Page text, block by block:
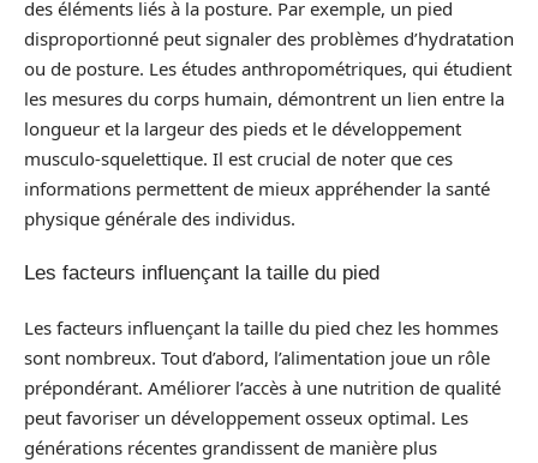
des éléments liés à la posture. Par exemple, un pied
disproportionné peut signaler des problèmes d’hydratation
ou de posture. Les études anthropométriques, qui étudient
les mesures du corps humain, démontrent un lien entre la
longueur et la largeur des pieds et le développement
musculo-squelettique. Il est crucial de noter que ces
informations permettent de mieux appréhender la santé
physique générale des individus.
Les facteurs influençant la taille du pied
Les facteurs influençant la taille du pied chez les hommes
sont nombreux. Tout d’abord, l’alimentation joue un rôle
prépondérant. Améliorer l’accès à une nutrition de qualité
peut favoriser un développement osseux optimal. Les
générations récentes grandissent de manière plus